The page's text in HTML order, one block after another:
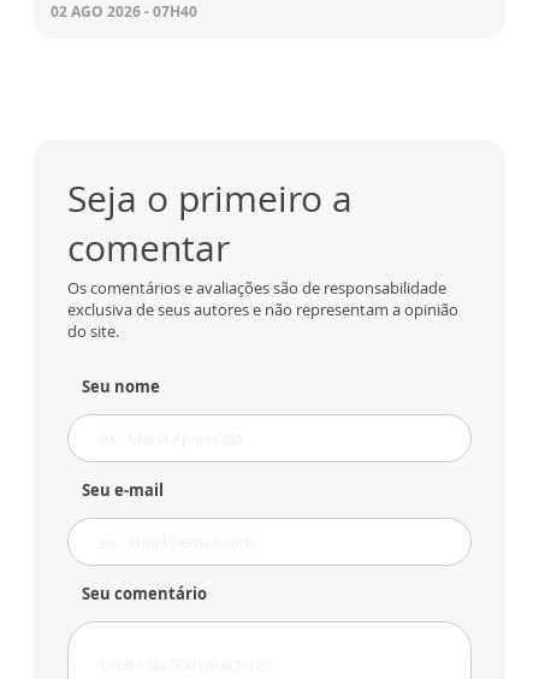
02 AGO 2026 - 07H40
Seja o primeiro a
comentar
Os comentários e avaliações são de responsabilidade
exclusiva de seus autores e não representam a opinião
do site.
Seu nome
Seu e-mail
Seu comentário